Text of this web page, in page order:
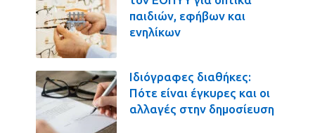
παιδιών, εφήβων και
ενηλίκων
Ιδιόγραφες διαθήκες:
Πότε είναι έγκυρες και οι
αλλαγές στην δημοσίευση